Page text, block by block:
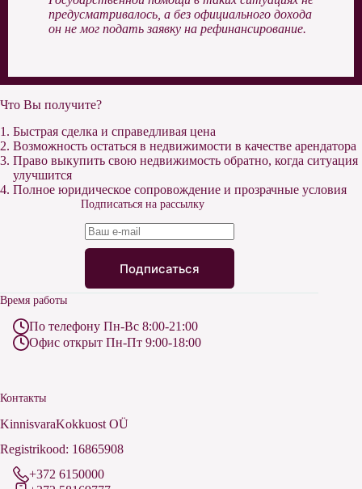
предусматривалось, а без официального дохода
он не мог подать заявку на рефинансирование.
Что Вы получите?
Быстрая сделка и справедливая цена
Возможность остаться в недвижимости в качестве арендатора
Право выкупить свою недвижимость обратно, когда ситуация
улучшится
Полное юридическое сопровождение и прозрачные условия
Подписаться на рассылку
Подписаться
Время работы
По телефону Пн-Вс 8:00-21:00
Офис открыт Пн-Пт 9:00-18:00
Контакты
KinnisvaraKokkuost OÜ
Registrikood: 16865908
+372 6150000